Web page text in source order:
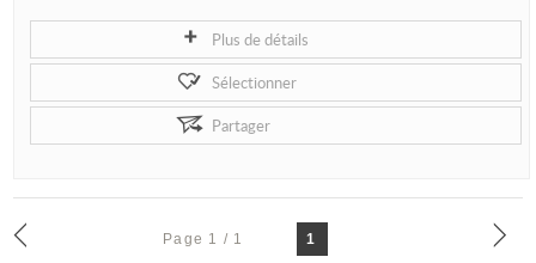
Plus de détails
Sélectionner
Partager
Page 1 / 1 1